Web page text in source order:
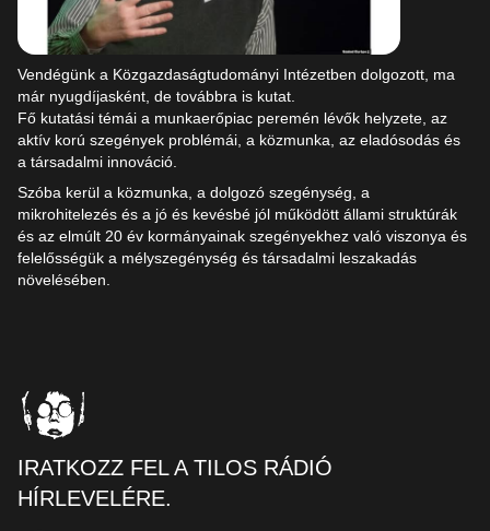
Vendégünk a Közgazdaságtudományi Intézetben dolgozott, ma
már nyugdíjasként, de továbbra is kutat.
Fő kutatási témái a munkaerőpiac peremén lévők helyzete, az
aktív korú szegények problémái, a közmunka, az eladósodás és
a társadalmi innováció.
Szóba kerül a közmunka, a dolgozó szegénység, a
mikrohitelezés és a jó és kevésbé jól működött állami struktúrák
és az elmúlt 20 év kormányainak szegényekhez való viszonya és
felelősségük a mélyszegénység és társadalmi leszakadás
növelésében.
IRATKOZZ FEL A TILOS RÁDIÓ
HÍRLEVELÉRE.